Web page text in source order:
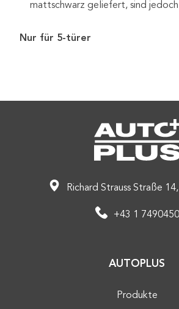
mattschwarz geliefert, sind
Nur für 5-türer
Richard Strauss Straße
+43 1 7490450
AUTOPLUS
Produkte